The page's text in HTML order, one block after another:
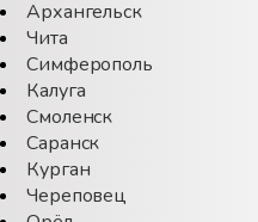
Архангельск
Чита
Симферополь
Калуга
Смоленск
Саранск
Курган
Череповец